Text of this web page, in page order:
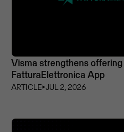
Visma strengthens
FatturaElettronica App
ARTICLE⏵JUL 2, 2026